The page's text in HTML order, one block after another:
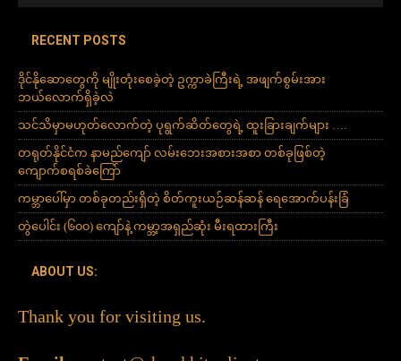
RECENT POSTS
ဒိုင်နိုဆောတွေကို မျိုးတုံးစေခဲ့တဲ့ ဥက္ကာခဲကြီးရဲ့ အဖျက်စွမ်းအား
ဘယ်လောက်ရှိခဲ့လဲ
သင်သိမှာမဟုတ်လောက်တဲ့ ပုရွက်ဆိတ်တွေရဲ့ ထူးခြားချက်များ ….
တရုတ်နိုင်ငံက နာမည်ကျော် လမ်းဘေးအစားအစာ တစ်ခုဖြစ်တဲ့
ကျောက်စရစ်ခဲကြော်
ကမ္ဘာပေါ်မှာ တစ်ခုတည်းရှိတဲ့ စိတ်ကူးယဉ်ဆန်ဆန် ရေအောက်ပန်းခြံ
တွဲပေါင်း (၆၀၀) ကျော်နဲ့ ကမ္ဘာ့အရှည်ဆုံး မီးရထားကြီး
ABOUT US:
Thank you for visiting us.